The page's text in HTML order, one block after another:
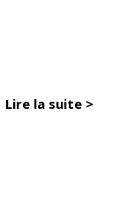
Lire la suite >